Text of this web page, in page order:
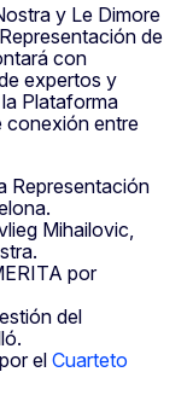
y Le Dimore
de
con
expertos y
Plataforma
conexión entre
Representación
Mihailovic,
por
del
el Cuarteto